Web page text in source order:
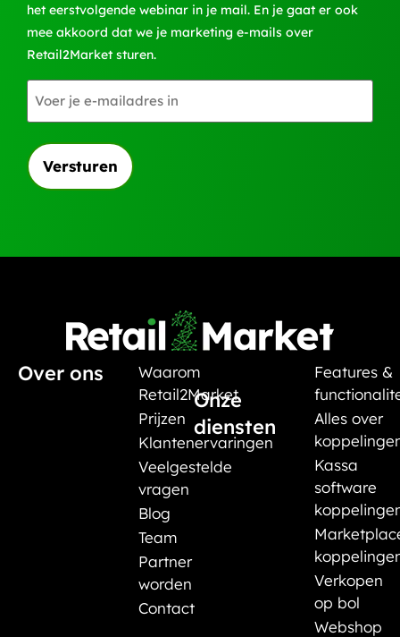
het eerstvolgende webinar in je mail. En je gaat er ook
mee akkoord dat we je marketing e-mails over
Retail2Market sturen.
mailadres
Over ons
Waarom
Retail2Market
Prijzen
Klantenervaringen
Veelgestelde
vragen
Blog
Team
Partner
worden
Contact
Onze
diensten
Features &
Alles over
Kassa
software
Verkopen
op bol
Webshop